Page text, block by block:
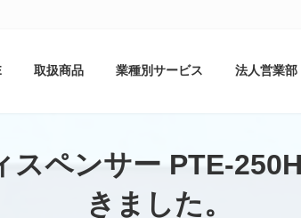
取扱商品 業種別サービス 法人営業部
スペンサー PTE-
きました。